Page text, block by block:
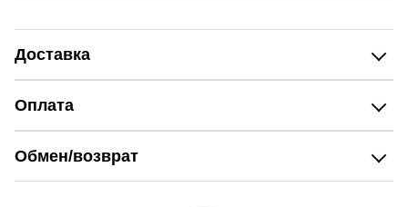
Доставка
Оплата
Обмен/возврат